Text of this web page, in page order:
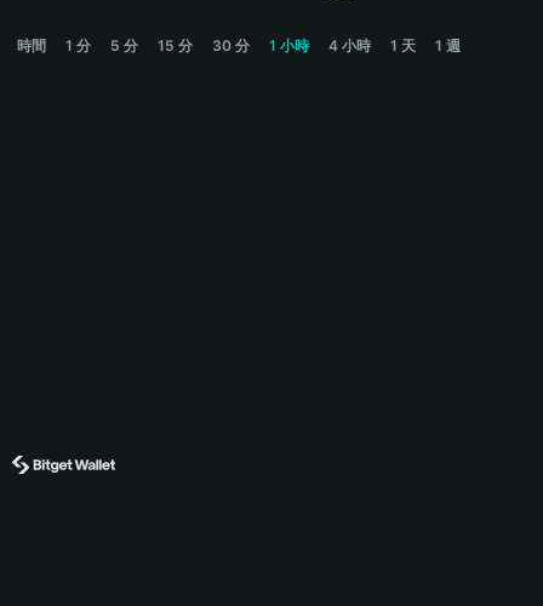
Español (Argentina)
時間 1 分 5 分 15 分 30 分 1 小時 4 小時 1 天 1 週